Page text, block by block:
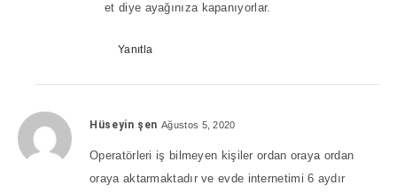
et diye ayağınıza kapanıyorlar.
Yanıtla
Hüseyin şen Ağustos 5, 2020
Operatörleri iş bilmeyen kişiler ordan oraya ordan
oraya aktarmaktadır ve evde internetimi 6 aydır